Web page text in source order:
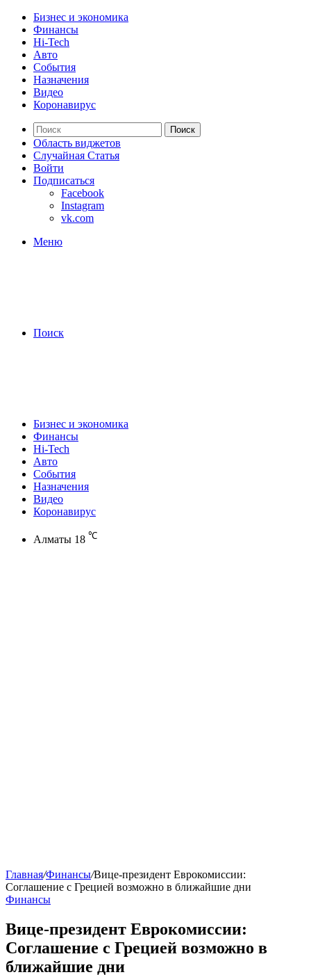
Бизнес и экономика
Финансы
Hi-Tech
Авто
События
Назначения
Видео
Коронавирус
Поиск
Область виджетов
Случайная Статья
Войти
Подписаться
Facebook
Instagram
vk.com
Меню
Поиск
Бизнес и экономика
Финансы
Hi-Tech
Авто
События
Назначения
Видео
Коронавирус
Алматы 18 ℃
Главная/Финансы/Вице-президент Еврокомиссии:
Соглашение с Грецией возможно в ближайшие дни
Финансы
Вице-президент Еврокомиссии:
Соглашение с Грецией возможно в
ближайшие дни